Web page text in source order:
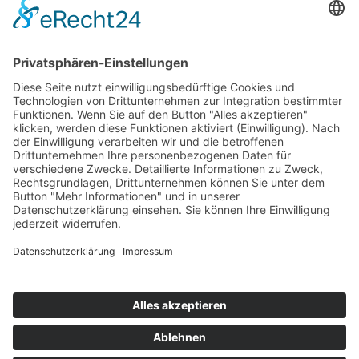
Impressum
AGB
Cookie-Einstellungen
Werbe-Einwilligungen